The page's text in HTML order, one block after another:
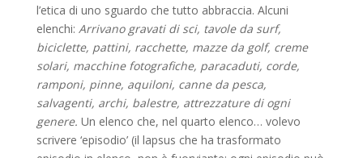
l’etica di uno sguardo che tutto abbraccia. Alcuni
elenchi: Arrivano gravati di sci, tavole da surf,
biciclette, pattini, racchette, mazze da golf, creme
solari, macchine fotografiche, paracaduti, corde,
ramponi, pinne, aquiloni, canne da pesca,
salvagenti, archi, balestre, attrezzature di ogni
genere. Un elenco che, nel quarto elenco… volevo
scrivere ‘episodio’ (il lapsus che ha trasformato